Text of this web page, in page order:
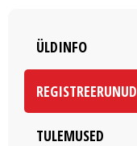
ÜLDINFO
REGISTREERUNUD
TULEMUSED